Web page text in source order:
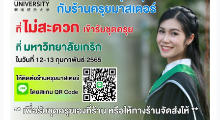
ครุย
กับ
ทาง
ร้าน
(เพื่อ
ป้องกัน
การ
แพร่
กระจาย
จาก